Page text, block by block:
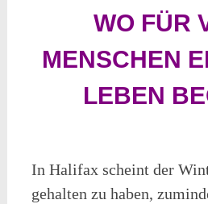
WO FÜR
MENSCHEN
LEBEN
In Halifax scheint der
gehalten zu haben,